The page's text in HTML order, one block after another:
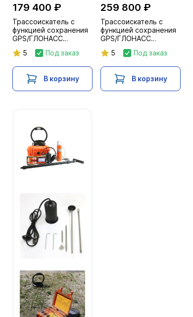
179 400 ₽
Трассоискатель с
функцией сохранения
GPS/ГЛОНАСС
АГ-309.20К"
5 Под заказ
В корзину
259 800 ₽
Трассоискатель с
функцией сохранения
GPS/ГЛОНАСС
АГ-309.60К"
5 Под заказ
В корзину